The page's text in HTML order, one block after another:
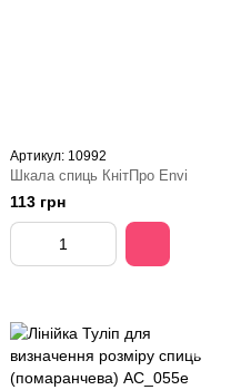
Артикул: 10992
Шкала спиць КнітПро Envi
113 грн